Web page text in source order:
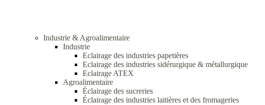
Industrie & Agroalimentaire
Industrie
Eclairage des industries papetières
Eclairage des industries sidérurgique & métallurgique
Eclairage ATEX
Agroalimentaire
Éclairage des sucreries
Éclairage des industries laitières et des fromageries